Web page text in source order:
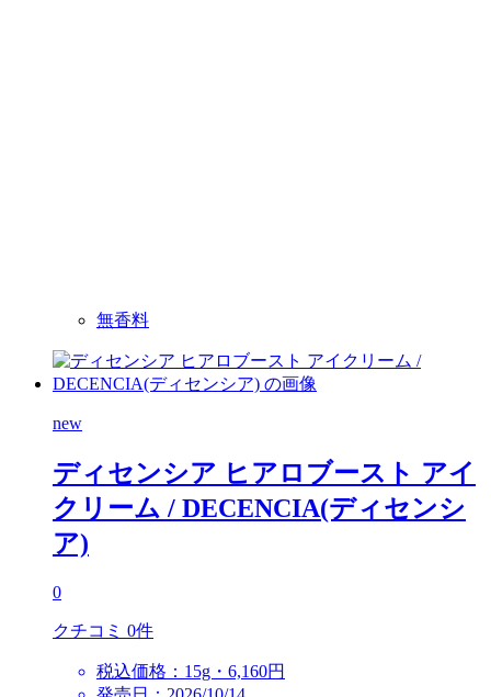
無香料
new
ディセンシア ヒアロブースト アイ
クリーム / DECENCIA(ディセンシ
ア)
0
クチコミ 0件
税込価格：15g・6,160円